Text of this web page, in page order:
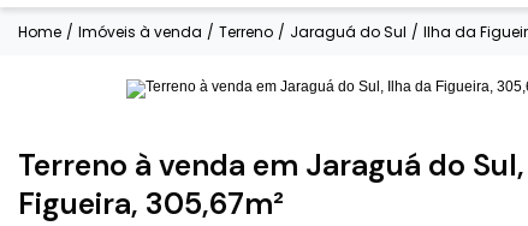
Home / Imóveis à venda / Terreno / Jaraguá do Sul / Ilha da
Terreno à venda em Jaraguá do
Figueira, 305,67m²